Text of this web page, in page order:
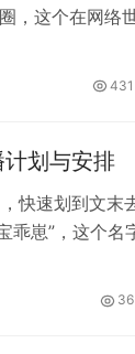
，这个在网络
内容无疑是最
成为了微密圈
431
划与安排
快速划到文末
乖崽”，这个名
庞大粉丝基础
众。 最近“…
36